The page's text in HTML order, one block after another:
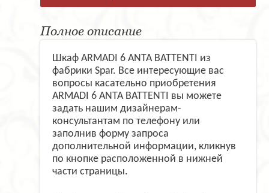
Полное описание
Шкаф ARMADI 6 ANTA BATTENTI из
фабрики Spar. Все интересующие вас
вопросы касательно приобретения
ARMADI 6 ANTA BATTENTI вы можете
задать нашим дизайнерам-
консультантам по телефону или
заполнив форму запроса
дополнительной информации, кликнув
по кнопке расположенной в нижней
части страницы.